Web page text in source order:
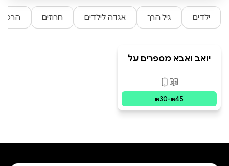
ילדים גיל הרך אגדה לילדים חרוזים
יואב ואבא מספרים על
פורמטים זמינים
₪30-₪45